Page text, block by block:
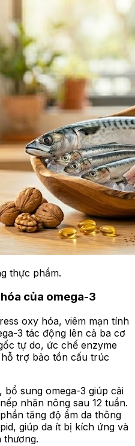
thực phẩm.
của omega-3
oxy hóa, viêm mạn tính
3 tác động lên cả ba cơ
tự do, ức chế enzyme
trợ bảo tồn cấu trúc
sung omega-3 giúp cải
nhăn nông sau 12 tuần.
tăng độ ẩm da thông
giúp da ít bị kích ứng và
thương.